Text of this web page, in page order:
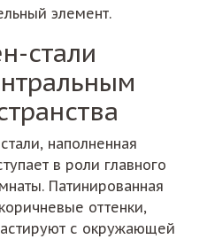
элемент.
стали
наполненная
в роли главного
Патинированная
оттенки,
с окружающей